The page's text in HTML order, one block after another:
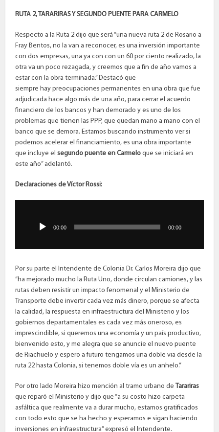
RUTA 2, TARARIRAS Y SEGUNDO PUENTE PARA CARMELO
Respecto a la Ruta 2 dijo que será “una nueva ruta 2 de Rosario a
Fray Bentos, no la van a reconocer, es una inversión importante
con dos empresas, una ya con con un 60 por ciento realizado, la
otra va un poco rezagada, y creemos que a fin de año vamos a
estar con la obra terminada.” Destacó que
siempre hay preocupaciones permanentes en una obra que fue
adjudicada hace algo más de una año, para cerrar el acuerdo
financiero de los bancos y han demorado y es uno de los
problemas que tienen las PPP, que quedan mano a mano con el
banco que se demora. Estamos buscando instrumento ver si
podemos acelerar el financiamiento, es una obra importante
que incluye elsegundo puente en Carmelo que se iniciará en
este año” adelantó.
Declaraciones de Víctor Rossi:
00:00 00:00
Por su parte el Intendente de Colonia Dr. Carlos Moreira dijo que
“ha mejorado mucho la Ruta Uno, donde circulan camiones, y las
rutas deben resistir un impacto fenomenal y el Ministerio de
Transporte debe invertir cada vez más dinero, porque se afecta
la calidad, la respuesta en infraestructura del Ministerio y los
gobiernos departamentales es cada vez más oneroso, es
imprescindible, si queremos una economía y un país productivo,
bienvenido esto, y me alegra que se anuncie el nuevo puente
de Riachuelo y espero a futuro tengamos una doble via desde la
ruta 22 hasta Colonia, si tenemos doble vía es un anhelo.”
Por otro lado Moreira hizo mención al tramo urbano de
Tarariras
que reparó el Ministerio y dijo que “a su costo hizo carpeta
asfáltica que realmente va a durar mucho, estamos gratificados
con todo esto que se ha hecho y esperamos e sigan haciendo
inversiones en infraestructura” expresó el Intendente.